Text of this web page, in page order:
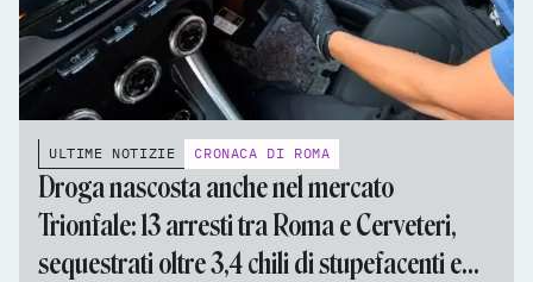
ULTIME NOTIZIE CRONACA DI ROMA
Droga nascosta anche nel mercato
Trionfale: 13 arresti tra Roma e Cerveteri,
sequestrati oltre 3,4 chili di stupefacenti e